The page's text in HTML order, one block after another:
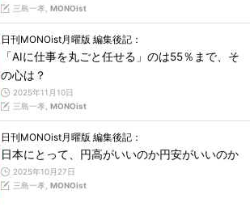
三島一孝, MONOist
日刊MONOist月曜版 編集後記：
「AIに仕事を丸ごと任せる」のは55％まで、そ
の心は？
2025年11月10日
三島一孝, MONOist
日刊MONOist月曜版 編集後記：
日本にとって、円高がいいのか円安がいいのか
2025年10月27日
三島一孝, MONOist